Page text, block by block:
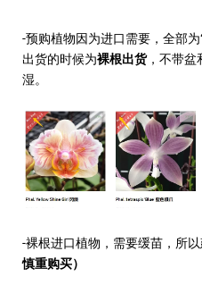
-预购植物因为进口需要，全部为
出货的时候为裸根出货，不带盆
湿。
-裸根进口植物，需要缓苗，所以
慎重购买）